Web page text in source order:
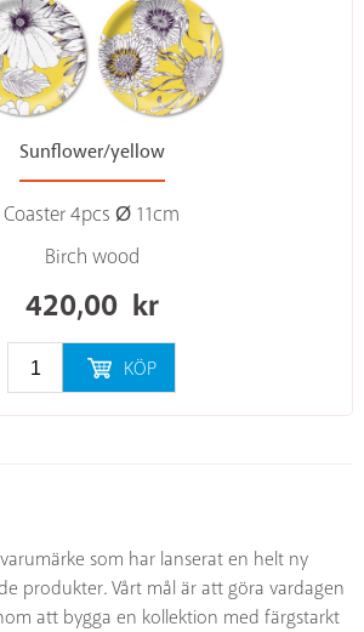
Sunflower/yellow
Coaster 4pcs Ø 11cm
Birch wood
420,00 kr
KÖP
som har lanserat en helt ny
produkter. Vårt mål är att göra vardagen
att bygga en kollektion med färgstarkt